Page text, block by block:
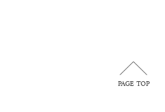
PAGE TOP